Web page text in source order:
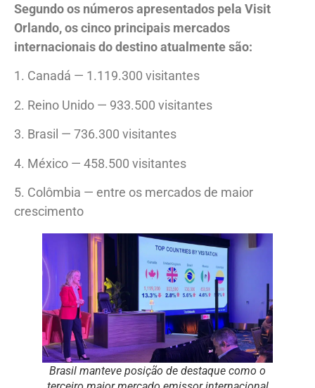
Segundo os números apresentados pela Visit
Orlando, os cinco principais mercados
internacionais do destino atualmente são:
1. Canadá — 1.119.300 visitantes
2. Reino Unido — 933.500 visitantes
3. Brasil — 736.300 visitantes
4. México — 458.500 visitantes
5. Colômbia — entre os mercados de maior
crescimento
Brasil manteve posição de destaque como o